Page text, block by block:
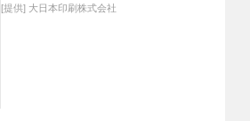
[提供] 大日本印刷株式会社